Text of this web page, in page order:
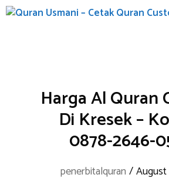
Skip
Harga Al Quran
Di Kresek –
0878-2646-
penerbitalquran /August